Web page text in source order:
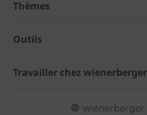
Thèmes
Outils
Travailler chez wienerberger